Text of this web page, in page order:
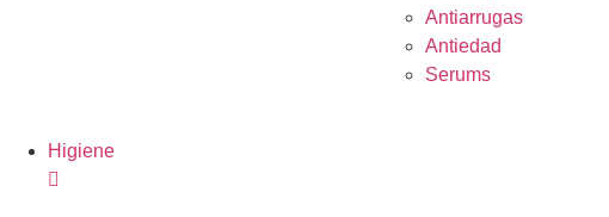
Antiarrugas
Antiedad
Serums
Higiene